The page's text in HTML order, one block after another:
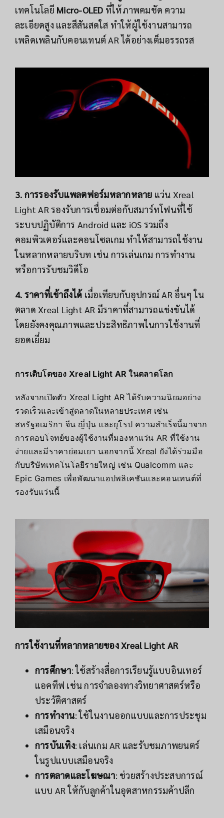
เทคโนโลยี Micro-OLED ที่ให้ภาพคมชัด ความ
ละเอียดสูง และสีสันสดใส ทำให้ผู้ใช้งานสามารถ
เพลิดเพลินกับคอนเทนต์ AR ได้อย่างเต็มอรรถรส
3. การรองรับแพลตฟอร์มหลากหลาย แว่น Xreal
Light AR รองรับการเชื่อมต่อกับสมาร์ทโฟนที่ใช้
ระบบปฏิบัติการ Android และ iOS รวมถึง
คอมพิวเตอร์และคอนโซลเกม ทำให้สามารถใช้งาน
ในหลากหลายบริบท เช่น การเล่นเกม การทำงาน
หรือการรับชมวิดีโอ
4. ราคาที่เข้าถึงได้ เมื่อเทียบกับอุปกรณ์ AR อื่นๆ ใน
ตลาด Xreal Light AR มีราคาที่สามารถแข่งขันได้
โดยยังคงคุณภาพและประสิทธิภาพในการใช้งานที่
ยอดเยี่ยม
การเติบโตของ Xreal Light AR ในตลาดโลก
หลังจากเปิดตัว Xreal Light AR ได้รับความนิยมอย่าง
รวดเร็วและเข้าสู่ตลาดในหลายประเทศ เช่น
สหรัฐอเมริกา จีน ญี่ปุ่น และยุโรป ความสำเร็จนี้มาจาก
การตอบโจทย์ของผู้ใช้งานที่มองหาแว่น AR ที่ใช้งาน
ง่ายและมีราคาย่อมเยา นอกจากนี้ Xreal ยังได้ร่วมมือ
กับบริษัทเทคโนโลยีรายใหญ่ เช่น Qualcomm และ
Epic Games เพื่อพัฒนาแอปพลิเคชันและคอนเทนต์ที่
รองรับแว่นนี้
การใช้งานที่หลากหลายของ Xreal Light AR
การศึกษา: ใช้สร้างสื่อการเรียนรู้แบบอินเทอร์
แอคทีฟ เช่น การจำลองทางวิทยาศาสตร์หรือ
ประวัติศาสตร์
การทำงาน: ใช้ในงานออกแบบและการประชุม
เสมือนจริง
การบันเทิง: เล่นเกม AR และรับชมภาพยนตร์
ในรูปแบบเสมือนจริง
การตลาดและโฆษณา: ช่วยสร้างประสบการณ์
แบบ AR ให้กับลูกค้าในอุตสาหกรรมค้าปลีก